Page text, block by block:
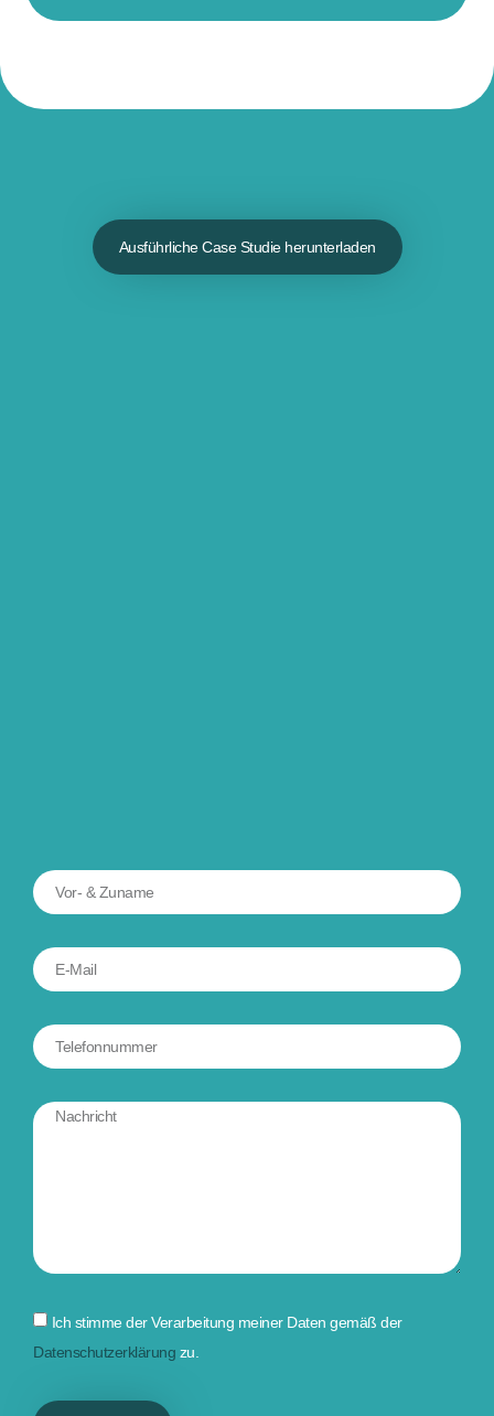
Ausführliche Case Studie herunterladen
Ich stimme der Verarbeitung meiner Daten gemäß der
Datenschutzerklärung zu.